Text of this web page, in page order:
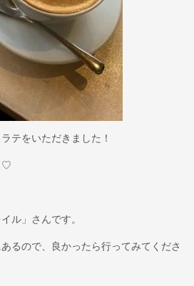
テをいただきました！
♡
ル」さんです。
るので、良かったら行ってみてくださ